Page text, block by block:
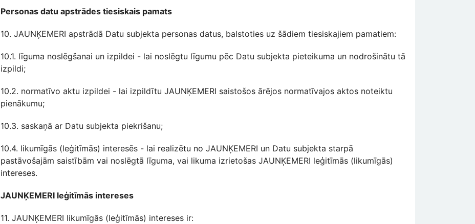
Personas datu apstrādes tiesiskais pamats
10. JAUNĶEMERI apstrādā Datu subjekta personas datus, balstoties uz šādiem tiesiskajiem pamatiem:
10.1. līguma noslēgšanai un izpildei - lai noslēgtu līgumu pēc Datu subjekta pieteikuma un nodrošinātu tā
izpildi;
10.2. normatīvo aktu izpildei - lai izpildītu JAUNĶEMERI saistošos ārējos normatīvajos aktos noteiktu
pienākumu;
10.3. saskaņā ar Datu subjekta piekrišanu;
10.4. likumīgās (leģitīmās) interesēs - lai realizētu no JAUNĶEMERI un Datu subjekta starpā
pastāvošajām saistībām vai noslēgtā līguma, vai likuma izrietošas JAUNĶEMERI leģitīmās (likumīgās)
intereses.
JAUNĶEMERI leģitīmās intereses
11. JAUNĶEMERI likumīgās (leģitīmās) intereses ir: